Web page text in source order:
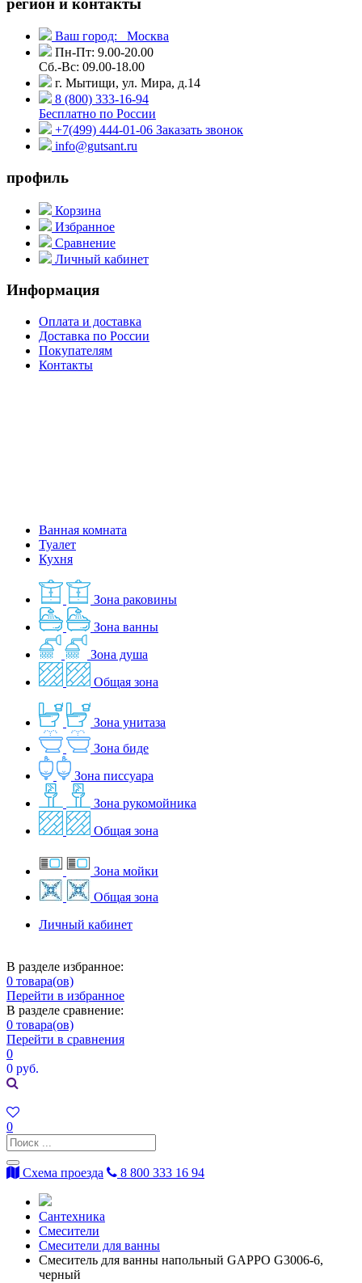
Ваш город:
Москва
Пн-Пт: 9.00-20.00
Сб.-Вс: 09.00-18.00
г. Мытищи, ул. Мира, д.14
8 (800) 333-16-94
Бесплатно по России
+7(499) 444-01-06 Заказать звонок
info@gutsant.ru
профиль
Корзина
Избранное
Сравнение
Личный кабинет
Информация
Оплата и доставка
Доставка по России
Покупателям
Контакты
Ванная комната
Туалет
Кухня
Зона раковины
Зона ванны
Зона душа
Общая зона
Зона унитаза
Зона биде
Зона писсуара
Зона рукомойника
Общая зона
Зона мойки
Общая зона
Личный кабинет
В разделе избранное:
0 товара(ов)
Перейти в избранное
В разделе сравнение:
0 товара(ов)
Перейти в сравнения
0
0 руб.
0
Схема проезда 8 800 333 16 94
Сантехника
Смесители
Смесители для ванны
Смеситель для ванны напольный GAPPO G3006-6,
черный